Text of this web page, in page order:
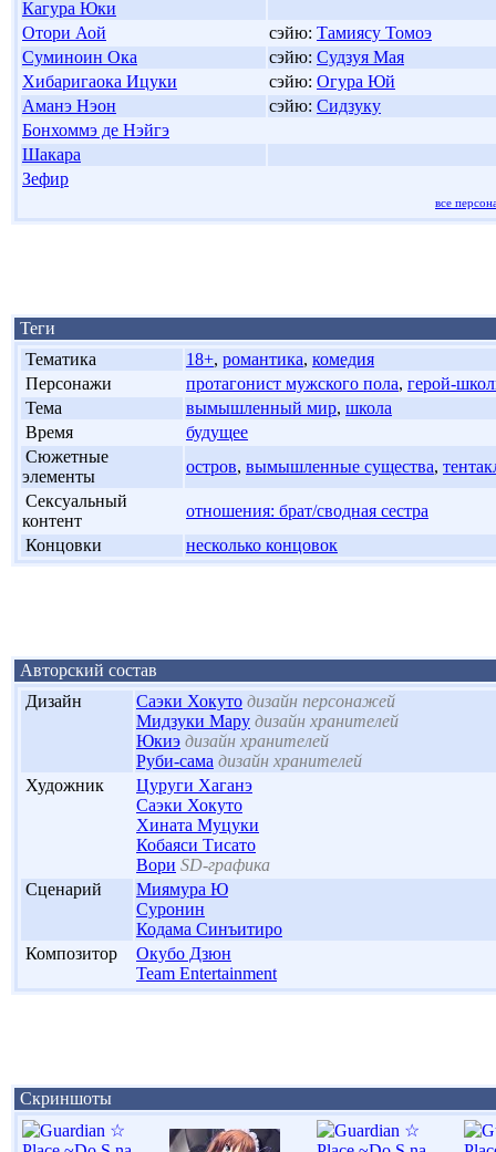
Кагура Юки
Отори Аой
сэйю: Тамиясу Томоэ
Суминоин Ока
сэйю: Судзуя Мая
Хибаригаока Ицуки
сэйю: Огура Юй
Аманэ Нэон
сэйю: Сидзуку
Бонхоммэ де Нэйгэ
Шакара
Зефир
все
Теги
Тематика 18+, романтика, комедия
Персонажи протагонист мужского пола, герой-
Тема вымышленный мир, школа
Время
будущее
Сюжетные
элементы
остров, вымышленные существа,
Сексуальный
контент
отношения: брат/сводная сестра
Концовки несколько концовок
Авторский состав
Дизайн Саэки Хокуто дизайн персонажей
Мидзуки Мару дизайн хранителей
Юкиэ дизайн хранителей
Руби-сама дизайн хранителей
Художник
Цуруги Хаганэ
Саэки Хокуто
Хината Муцуки
Кобаяси Тисато
Вори SD-графика
Сценарий
Миямура Ю
Суронин
Кодама Синъитиро
Композитор
Окубо Дзюн
Team Entertainment
Скриншоты